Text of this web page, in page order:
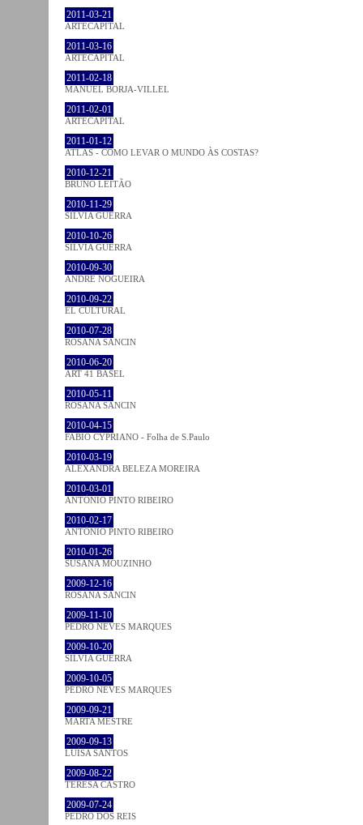
2011-03-21
ARTECAPITAL
2011-03-16
ARTECAPITAL
2011-02-18
MANUEL BORJA-VILLEL
2011-02-01
ARTECAPITAL
2011-01-12
ATLAS - COMO LEVAR O MUNDO ÀS COSTAS?
2010-12-21
BRUNO LEITÃO
2010-11-29
SÍLVIA GUERRA
2010-10-26
SÍLVIA GUERRA
2010-09-30
ANDRÉ NOGUEIRA
2010-09-22
EL CULTURAL
2010-07-28
ROSANA SANCIN
2010-06-20
ART 41 BASEL
2010-05-11
ROSANA SANCIN
2010-04-15
FABIO CYPRIANO - Folha de S.Paulo
2010-03-19
ALEXANDRA BELEZA MOREIRA
2010-03-01
ANTÓNIO PINTO RIBEIRO
2010-02-17
ANTÓNIO PINTO RIBEIRO
2010-01-26
SUSANA MOUZINHO
2009-12-16
ROSANA SANCIN
2009-11-10
PEDRO NEVES MARQUES
2009-10-20
SÍLVIA GUERRA
2009-10-05
PEDRO NEVES MARQUES
2009-09-21
MARTA MESTRE
2009-09-13
LUÍSA SANTOS
2009-08-22
TERESA CASTRO
2009-07-24
PEDRO DOS REIS